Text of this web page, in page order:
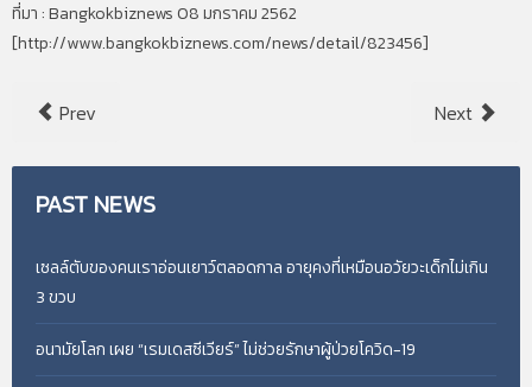
ที่มา : Bangkokbiznews 08 มกราคม 2562
[http://www.bangkokbiznews.com/news/detail/823456]
Prev Next
PAST NEWS
เซลล์ตับของคนเราอ่อนเยาว์ตลอดกาล อายุคงที่เหมือนอวัยวะเด็กไม่เกิน
3 ขวบ
อนามัยโลก เผย “เรมเดสซีเวียร์” ไม่ช่วยรักษาผู้ป่วยโควิด-19